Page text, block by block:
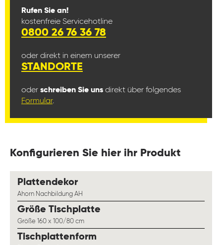
Rufen Sie an!
kostenfreie Servicehotline
0800 26 76 36 78
oder direkt in einem unserer
STANDORTE
oder schreiben Sie uns direkt über folgendes
Formular.
Konfigurieren Sie hier ihr Produkt
Plattendekorauswählen
Ahorn Nachbildung AH
Größe Tischplatte
Größe 160 x 100/80 cm
Tischplattenform